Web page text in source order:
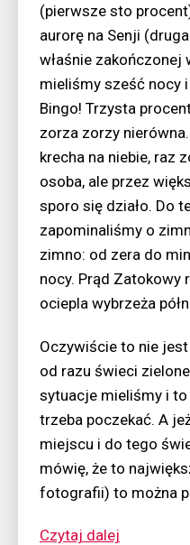
(pierwsze sto
aurorę na Senji
właśnie
mieliśmy sześć nocy
Bingo! Trzysta
zorza zorzy
krecha na niebie, raz
osoba, ale przez
sporo się działo. Do
zapominaliśmy o
zimno: od zera do
nocy. Prąd Zatokowy
ociepla wybrzeża
Oczywiście to nie
od razu świeci
sytuacje mieliśmy i to
trzeba poczekać. A
miejscu i do tego
mówię, że to
fotografii) to można
Czytaj dalej